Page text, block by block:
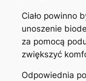
Ciało powinno
unoszenie
za pomocą
zwiększyć
Odpowiednia